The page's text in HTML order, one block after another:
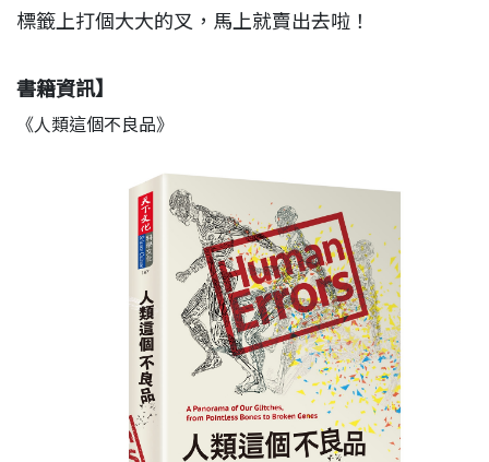
標籤上打個大大的叉，馬上就賣出去啦！
書籍資訊】
《人類這個不良品》